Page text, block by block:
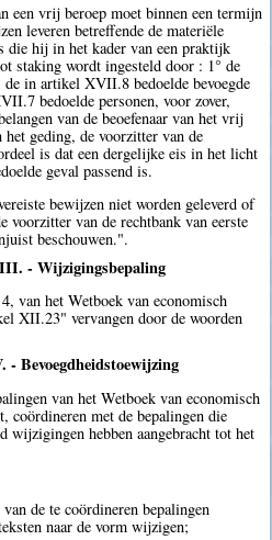
een vrij beroep moet binnen een termijn
leveren betreffende de materiële
die hij in het kader van een praktijk
staking wordt ingesteld door : 1° de
in artikel XVII.8 bedoelde bevoegde
bedoelde personen, voor zover,
van de beoefenaar van het vrij
geding, de voorzitter van de
is dat een dergelijke eis in het licht
geval passend is.
bewijzen niet worden geleverd of
voorzitter van de rechtbank van eerste
beschouwen.".
- Wijzigingsbepaling
van het Wetboek van economisch
XII.23" vervangen door de woorden
Bevoegdheidstoewijzing
van het Wetboek van economisch
coördineren met de bepalingen die
hebben aangebracht tot het
de te coördineren bepalingen
naar de vorm wijzigen;